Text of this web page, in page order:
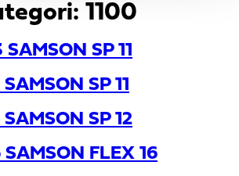
1100
SP 11
SP 11
SP 12
FLEX 16